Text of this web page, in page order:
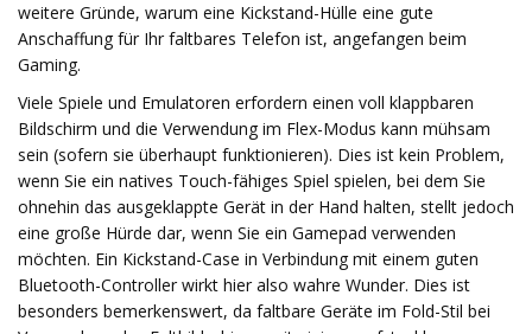
weitere Gründe, warum eine Kickstand-Hülle eine gute
Anschaffung für Ihr faltbares Telefon ist, angefangen beim
Gaming.
Viele Spiele und Emulatoren erfordern einen voll klappbaren
Bildschirm und die Verwendung im Flex-Modus kann mühsam
sein (sofern sie überhaupt funktionieren). Dies ist kein Problem,
wenn Sie ein natives Touch-fähiges Spiel spielen, bei dem Sie
ohnehin das ausgeklappte Gerät in der Hand halten, stellt jedoch
eine große Hürde dar, wenn Sie ein Gamepad verwenden
möchten. Ein Kickstand-Case in Verbindung mit einem guten
Bluetooth-Controller wirkt hier also wahre Wunder. Dies ist
besonders bemerkenswert, da faltbare Geräte im Fold-Stil bei